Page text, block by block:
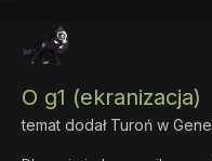
O g1 (ekranizacja)
temat dodał Turoń w